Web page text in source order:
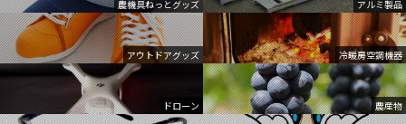
農機具ねっとグッズ アルミ製品
アウトドアグッズ 冷暖房空調機器
ドローン 農産物